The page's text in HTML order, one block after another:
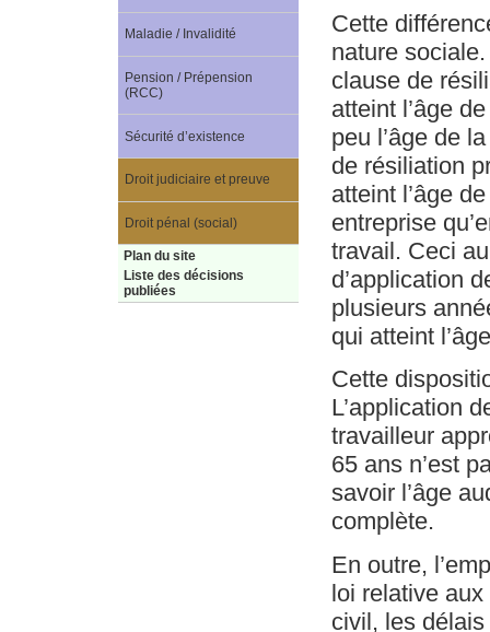
Cette
nature
clause de
atteint l’âge
peu l’âge de
de résiliation
atteint l’âge
entreprise
travail. Ceci
d’application
plusieurs
qui atteint
Cette
L’application
travailleur
65 ans n’est
savoir l’âge
complète.
En outre,
loi relative aux
civil, les
Maladie / Invalidité
Pension / Prépension
(RCC)
Sécurité d’existence
Droit judiciaire et preuve
Droit pénal (social)
Plan du site
Liste des décisions
publiées